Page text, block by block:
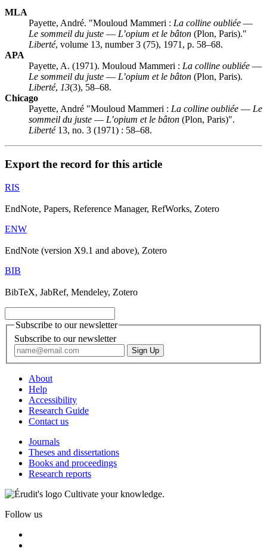
MLA
Payette, André. "Mouloud Mammeri : La colline oubliée —
Le sommeil du juste — L’opium et le bâton (Plon, Paris)."
Liberté, volume 13, number 3 (75), 1971, p. 58–68.
APA
Payette, A. (1971). Mouloud Mammeri : La colline oubliée —
Le sommeil du juste — L’opium et le bâton (Plon, Paris).
Liberté, 13(3), 58–68.
Chicago
Payette, André "Mouloud Mammeri : La colline oubliée — Le
sommeil du juste — L’opium et le bâton (Plon, Paris)".
Liberté13, no. 3 (1971) : 58–68.
Export the record for this article
RIS
EndNote, Papers, Reference Manager, RefWorks, Zotero
ENW
EndNote (version X9.1 and above), Zotero
BIB
BibTeX, JabRef, Mendeley, Zotero
Subscribe to our newsletter
Subscribe to our newsletter
About
Help
Accessibility
Research Guide
Contact us
Journals
Theses and dissertations
Books and proceedings
Research reports
Cultivate your knowledge.
Follow us